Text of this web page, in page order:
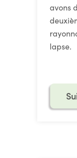
avons
lapse.